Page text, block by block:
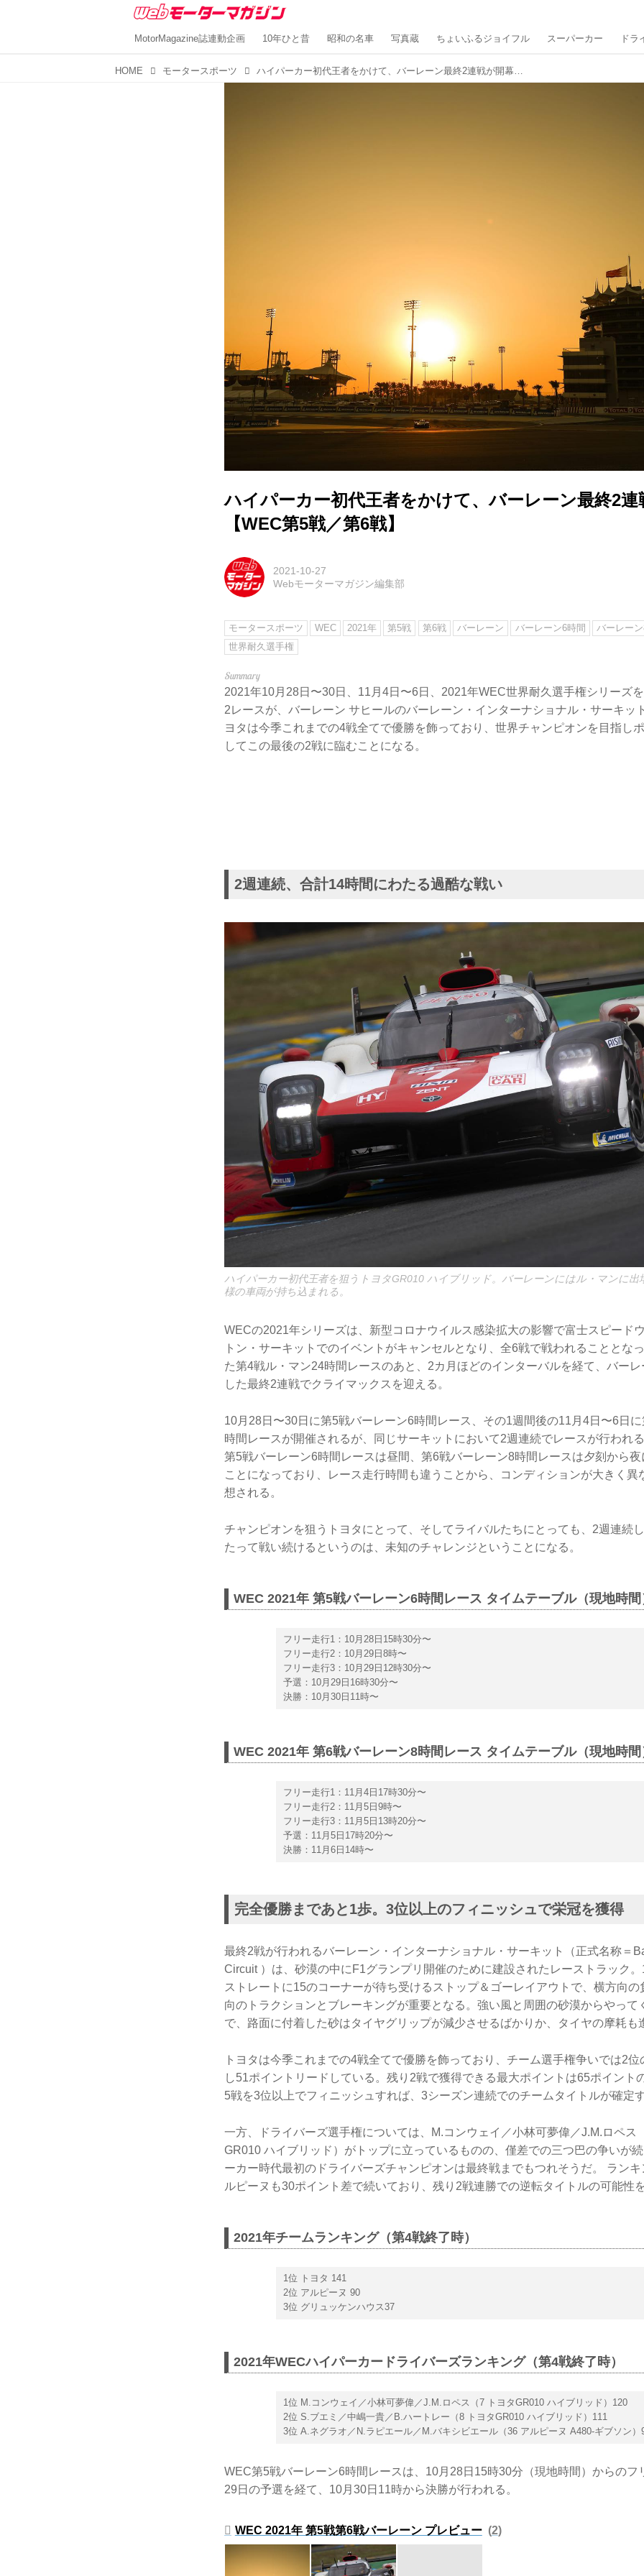
MotorMagazine誌連動企画 10年ひと昔 昭和の名車 写真蔵 ちょいふるジョイフル スーパーカー ドラ
HOME モータースポーツ ハイパーカー初代王者をかけて、バーレーン最終2連戦が開幕【WEC第5戦／第6戦】
ハイパーカー初代王者をかけて、バーレーン最終2連
【WEC第5戦／第6戦】
2021-10-27
Webモーターマガジン編集部
モータースポーツ WEC 2021年 第5戦 第6戦 バーレーン バーレーン6時間
バーレー
世界耐久選手権
2021年10月28日〜30日、11月4日〜6日、2021年WEC世界耐久選手権シリーズ
2レースが、バーレーン サヒールのバーレーン・インターナショナル・サーキッ
ヨタは今季これまでの4戦全てで優勝を飾っており、世界チャンピオンを目指し
してこの最後の2戦に臨むことになる。
2週連続、合計14時間にわたる過酷な戦い
ハイパーカー初代王者を狙うトヨタGR010 ハイブリッド。バーレーンにはル・マンに出
様の車両が持ち込まれる。
WECの2021年シリーズは、新型コロナウイルス感染拡大の影響で富士スピード
トン・サーキットでのイベントがキャンセルとなり、全6戦で戦われることとな
た第4戦ル・マン24時間レースのあと、2カ月ほどのインターバルを経て、バー
した最終2連戦でクライマックスを迎える。
10月28日〜30日に第5戦バーレーン6時間レース、その1週間後の11月4日〜6日
時間レースが開催されるが、同じサーキットにおいて2週連続でレースが行われ
第5戦バーレーン6時間レースは昼間、第6戦バーレーン8時間レースは夕刻から
ことになっており、レース走行時間も違うことから、コンディションが大きく異
想される。
チャンピオンを狙うトヨタにとって、そしてライバルたちにとっても、2週連続
たって戦い続けるというのは、未知のチャレンジということになる。
WEC 2021年 第5戦バーレーン6時間レース タイムテーブル（現地時間
フリー走行1：10月28日15時30分〜
フリー走行2：10月29日8時〜
フリー走行3：10月29日12時30分〜
予選：10月29日16時30分〜
決勝：10月30日11時〜
WEC 2021年 第6戦バーレーン8時間レース タイムテーブル（現地時間
フリー走行1：11月4日17時30分〜
フリー走行2：11月5日9時〜
フリー走行3：11月5日13時20分〜
予選：11月5日17時20分〜
決勝：11月6日14時〜
完全優勝まであと1歩。3位以上のフィニッシュで栄冠を獲得
最終2戦が行われるバーレーン・インターナショナル・サーキット（正式名称＝
Circuit ）は、砂漠の中にF1グランプリ開催のために建設されたレーストラック
ストレートに15のコーナーが待ち受けるストップ＆ゴーレイアウトで、横方向の
向のトラクションとブレーキングが重要となる。強い風と周囲の砂漠からやって
で、路面に付着した砂はタイヤグリップが減少させるばかりか、タイヤの摩耗も
トヨタは今季これまでの4戦全てで優勝を飾っており、チーム選手権争いでは2
し51ポイントリードしている。残り2戦で獲得できる最大ポイントは65ポイント
5戦を3位以上でフィニッシュすれば、3シーズン連続でのチームタイトルが確定
一方、ドライバーズ選手権については、M.コンウェイ／小林可夢偉／J.M.ロペス
GR010 ハイブリッド）がトップに立っているものの、僅差での三つ巴の争いが
ーカー時代最初のドライバーズチャンピオンは最終戦までもつれそうだ。 ラン
ルピーヌも30ポイント差で続いており、残り2戦連勝での逆転タイトルの可能性
2021年チームランキング（第4戦終了時）
1位 トヨタ 141
2位 アルピーヌ 90
3位 グリュッケンハウス37
2021年WECハイパーカードライバーズランキング（第4戦終了時）
1位 M.コンウェイ／小林可夢偉／J.M.ロペス（7 トヨタGR010 ハイブリッド）120
2位 S.ブエミ／中嶋一貴／B.ハートレー（8 トヨタGR010 ハイブリッド）111
3位 A.ネグラオ／N.ラピエール／M.バキシビエール（36 アルピーヌ A480-ギブソン）
WEC第5戦バーレーン6時間レースは、10月28日15時30分（現地時間）からのフ
29日の予選を経て、10月30日11時から決勝が行われる。
WEC 2021年 第5戦第6戦バーレーン プレビュー 2